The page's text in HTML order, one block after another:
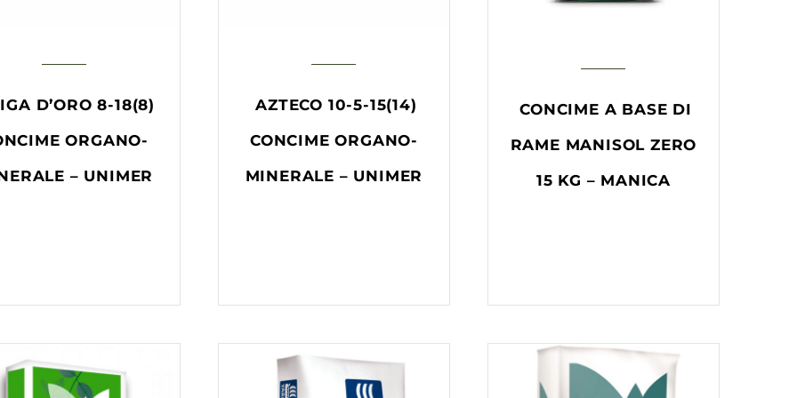
D’ORO 8-18(8)
ORGANO-
– UNIMER
AZTECO 10-5-15(14)
CONCIME ORGANO-
MINERALE – UNIMER
CONCIME A BASE DI
RAME MANISOL ZERO
15 KG – MANICA